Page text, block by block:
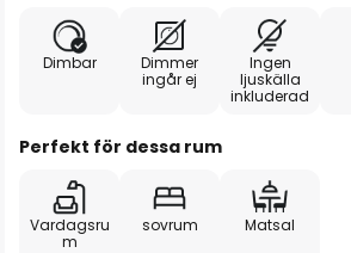
Dimbar
Dimmer
ingår ej
Ingen
ljuskälla
inkluderad
Perfekt för dessa rum
Vardagsru
m
sovrum Matsal